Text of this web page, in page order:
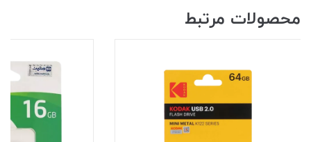
محصولات مرتبط